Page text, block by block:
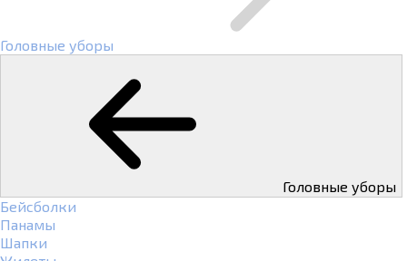
Головные уборы
Головные уборы
Бейсболки
Панамы
Шапки